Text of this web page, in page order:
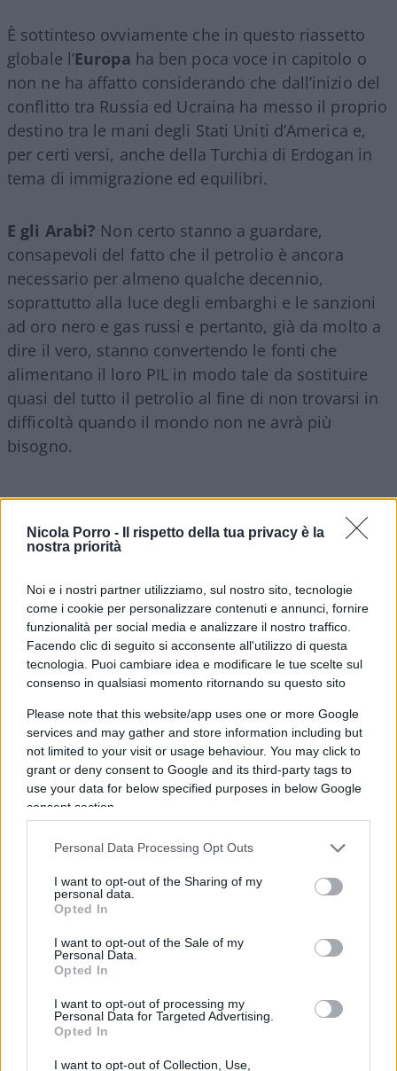
Nicola Porro -
Il rispetto della tua privacy è la
nostra priorità
Noi e i nostri partner utilizziamo, sul nostro sito, tecnologie
come i cookie per personalizzare contenuti e annunci, fornire
funzionalità per social media e analizzare il nostro traffico.
Facendo clic di seguito si acconsente all'utilizzo di questa
tecnologia. Puoi cambiare idea e modificare le tue scelte sul
consenso in qualsiasi momento ritornando su questo sito
Please note that this website/app uses one or more Google
services and may gather and store information including but
not limited to your visit or usage behaviour. You may click to
grant or deny consent to Google and its third-party tags to
use your data for below specified purposes in below Google
consent section.
Personal Data Processing Opt Outs
I want to opt-out of the Sharing of my
personal data.
Opted In
I want to opt-out of the Sale of my
Personal Data.
Opted In
I want to opt-out of processing my
Personal Data for Targeted Advertising.
Opted In
I want to opt-out of Collection, Use,
È sottinteso ovviamente che in questo riassetto
globale l’Europa ha ben poca voce in capitolo o
non ne ha affatto considerando che dall’inizio del
conflitto tra Russia ed Ucraina ha messo il proprio
destino tra le mani degli Stati Uniti d’America e,
per certi versi, anche della Turchia di Erdogan in
tema di immigrazione ed equilibri.
E gli Arabi? Non certo stanno a guardare,
consapevoli del fatto che il petrolio è ancora
necessario per almeno qualche decennio,
soprattutto alla luce degli embarghi e le sanzioni
ad oro nero e gas russi e pertanto, già da molto a
dire il vero, stanno convertendo le fonti che
alimentano il loro PIL in modo tale da sostituire
quasi del tutto il petrolio al fine di non trovarsi in
difficoltà quando il mondo non ne avrà più
bisogno.
Solare, luxury real estate e turismoi settori
trainanti con un tentativo (vedi Emirati) di
finanziari mondiali cercando di attrarre business,
banche e società con politiche fiscali allettanti ed
elevata qualità della vita; il futuro arabo,
contrariamente a quanto accade in occidente,
sarà economicamente florido perché tra i paesi
mediorientaliche hanno voce in capitoloesiste una
salda ed inscalfibile unione, religiosa e d’intenti di
espansione economica.
Cosa ci attende nel 2023?Naturalmente nessuno
ha la famigerata sfera di cristallo
ma è prevedibile
coinvolgerà i citati blocchi geopolitici ed una
ripartenza di alcuni settori che hanno sofferto più
di altri le congiunture degli ultimi anni, ad
esempio automotive colpito maggiormente non
solo per la repentina diminuzione di vendite,
fisiologica in tempo di crisi, ma soprattutto per
una scelta strategica, a mio avviso sbagliata, di
accelerare con l’elettrico.